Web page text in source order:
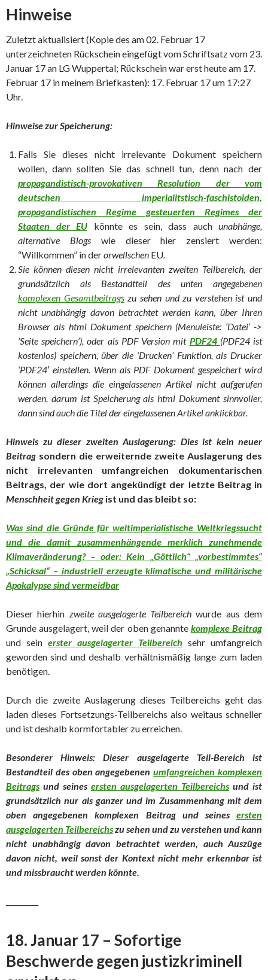
Hinweise
Zuletzt aktualisiert (Kopie des am 02. Februar 17
unterzeichneten Rückschein eingefügt vom Schriftsatz vom 23.
Januar 17 an LG Wuppertal; Rückschein war erst heute am 17.
Februar 17 in meinem Briefkasten): 17. Februar 17 um 17:27
Uhr.
Hinweise zur Speicherung:
Falls Sie dieses nicht irrelevante Dokument speichern
wollen, dann sollten Sie das schnell tun, denn nach der
propagandistisch-provokativen Resolution der vom
deutschen imperialitstisch-faschistoiden,
propagandistischen Regime gesteuerten Regimes der
Staaten der EU könnte es sein, dass auch unabhänge,
alternative Blogswie dieser hier zensiert werden:
“Willkommen” in derorwellschen EU.
Sie können diesen nicht irrelevanten zweiten Teilbereich, der
grundsätzlich als Bestandtteil des unten angegebenen
komplexen Gesamtbeitragszu sehen und zu verstehen ist und
nicht unabhängig davon betrachtet werden kann, über Ihren
Browser als html Dokument speichern (Menuleiste: ‘Datei’ ->
‘Seite speichern’), oder als PDF Version mit PDF24 (PDF24 ist
kostenlos) speichern, über die ‘Drucken’ Funktion, als Drucker
‘PDF24′ einstellen. Wenn als PDF Dokument gespeichert wird
können allerdings die eingelassenen Artikel nicht aufgerufen
werden, darum ist Speicherung als html Dokument sinnvoller,
dann sind auch die Titel der eingelassenen Artikel anklickbar.
Hinweis zu dieser zweiten Auslagerung: Dies ist kein neuer
Beitrag sondern die erweiternde zweite Auslagerung des
nicht irrelevanten umfangreichen dokumentarischen
Beitrags, der wie dort angekündigt der letzte Beitrag in
Menschheit gegen Krieg ist und das bleibt so:
Was sind die Gründe für weltimperialistische Weltkriegssucht
und die damit zusammenhängende merklich zunehmende
Klimaveränderung? – oder: Kein „Göttlich“ „vorbestimmtes“
„Schicksal“ – industriell erzeugte klimatische und militärische
Apokalypse sind vermeidbar
Dieser hierhin zweite ausgelagerte Teilbereich wurde aus dem
Grunde ausgelagert, weil der oben genannte komplexe Beitrag
und sein erster ausgelagerter Teilbereich sehr umfangreich
geworden sind und deshalb verhältnismäßig lange zum laden
benötigen.
Durch die zweite Auslagerung dieses Teilbereichs geht das
laden dieses Fortsetzungs-Teilbereichs also weitaus schneller
und ist deshalb kormfortabler zu erreichen.
Besonderer Hinweis: Dieser ausgelagerte Teil-Bereich ist
Bestandteil des oben angegebenenumfangreichen komplexen
Beitrags und seines ersten ausgelagerten Teilbereichs und ist
grundsätzlich nur als ganzer und im Zusammenhang mit dem
oben angegebenen komplexen Beitrag und seines ersten
ausgelagerten Teilbereichszu sehen und zu verstehen und kann
nicht unabhängig davon betrachtet werden, auch Auszüge
davon nicht, weil sonst der Kontext nicht mehr erkennbar ist
und missbraucht werden könnte.
18. Januar 17 – Sofortige
Beschwerde gegen justizkriminell